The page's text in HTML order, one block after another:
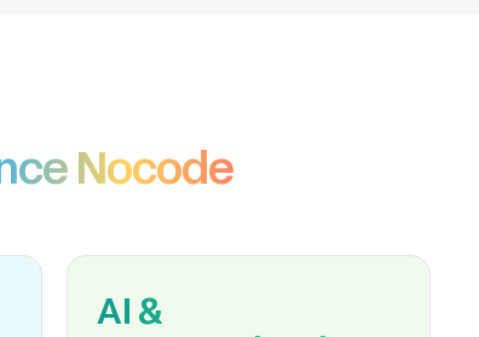
Nocode
AI &